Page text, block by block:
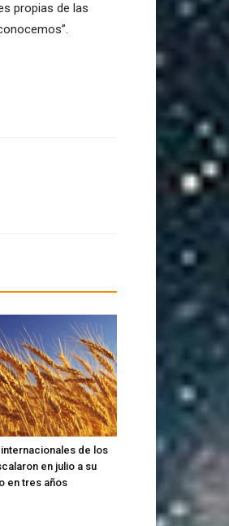
propias de las
de los
en julio a su
en tres años